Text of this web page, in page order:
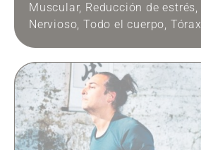
Muscular, Reducción de estrés,
Nervioso,Todo el cuerpo, Tórax